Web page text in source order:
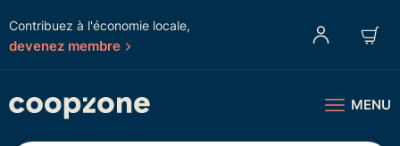
Contribuez à l'économie locale,
devenez membre
MENU